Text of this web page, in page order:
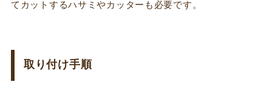
てカットするハサミやカッターも必要です。
取り付け手順